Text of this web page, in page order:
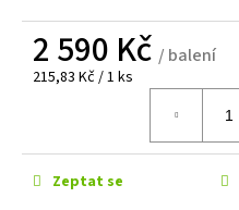
2 590 Kč / balení
Měrná
215,83 Kč / 1 ks
Zeptat se
p
o
u